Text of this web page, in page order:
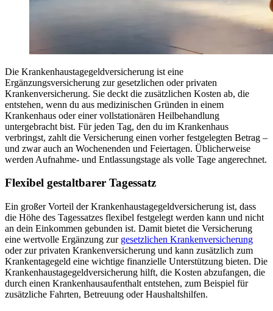
Die Krankenhaustagegeldversicherung ist eine
Ergänzungsversicherung zur gesetzlichen oder privaten
Krankenversicherung. Sie deckt die zusätzlichen Kosten ab, die
entstehen, wenn du aus medizinischen Gründen in einem
Krankenhaus oder einer vollstationären Heilbehandlung
untergebracht bist. Für jeden Tag, den du im Krankenhaus
verbringst, zahlt die Versicherung einen vorher festgelegten Betrag –
und zwar auch an Wochenenden und Feiertagen. Üblicherweise
werden Aufnahme- und Entlassungstage als volle Tage angerechnet.
Flexibel gestaltbarer Tagessatz
Ein großer Vorteil der Krankenhaustagegeldversicherung ist, dass
die Höhe des Tagessatzes flexibel festgelegt werden kann und nicht
an dein Einkommen gebunden ist. Damit bietet die Versicherung
eine wertvolle Ergänzung zur gesetzlichen Krankenversicherung
oder zur privaten Krankenversicherung und kann zusätzlich zum
Krankentagegeld eine wichtige finanzielle Unterstützung bieten. Die
Krankenhaustagegeldversicherung hilft, die Kosten abzufangen, die
durch einen Krankenhausaufenthalt entstehen, zum Beispiel für
zusätzliche Fahrten, Betreuung oder Haushaltshilfen.